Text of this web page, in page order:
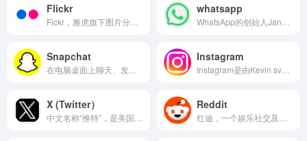
Flickr whatsapp
Snapchat Instagram
X (Twitter） Reddit